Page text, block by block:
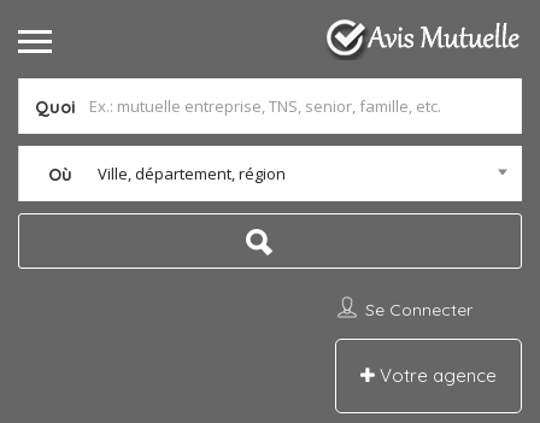
Quoi
Où Ville, département, région
Se Connecter
Votre agence